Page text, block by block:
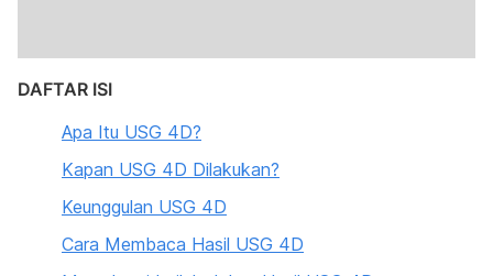
DAFTAR ISI
Apa Itu USG 4D?
Kapan USG 4D Dilakukan?
Keunggulan USG 4D
Cara Membaca Hasil USG 4D